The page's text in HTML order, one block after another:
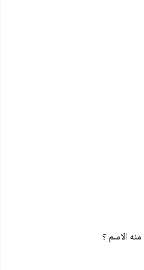
الاسم ؟